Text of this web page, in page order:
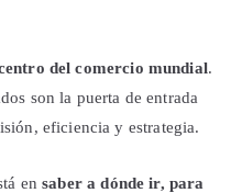
del comercio mundial.
son la puerta de entrada
eficiencia y estrategia.
ensaber a dónde ir, para